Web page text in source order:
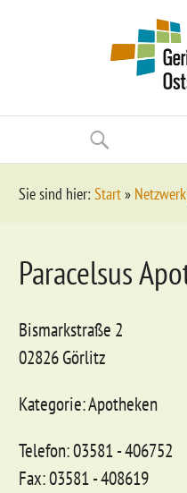
Sie sind hier: Start»
Paracelsus
Bismarkstraße 2
02826 Görlitz
Kategorie: Apotheken
Telefon: 03581 - 406752
Fax: 03581 - 408619